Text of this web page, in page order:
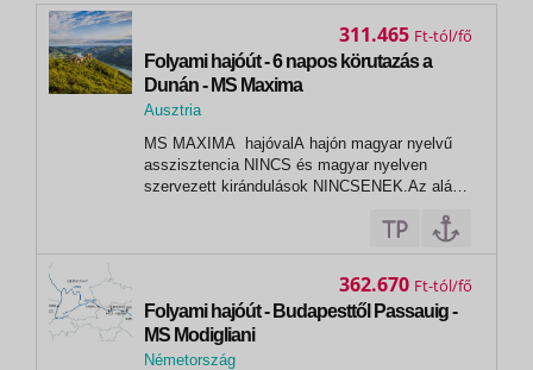
Folyami hajóút - 6 napos körutazás a
Dunán - MS Maxima
Ausztria
Melk
MS MAXIMA hajóvalA hajón magyar nyelvű
asszisztencia NINCS és magyar nyelven
szervezett kirándulások NINCSENEK.Az alábbi
NÉMET 2026. március 26.,31., április 16.,21.,
május 07., 23., július 24., augusztus 27.,
311.465 Ft
Folyami hajóút - Budapesttől Passauig -
MS Modigliani
Németország
362.670 Ft